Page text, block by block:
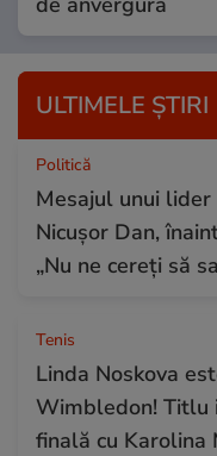
ULTIMELE ȘTIRI
Politică
Mesajul unui
Nicușor Dan,
„Nu ne cereți să
Tenis
Linda Noskova
Wimbledon! Titlu
finală cu Karolina